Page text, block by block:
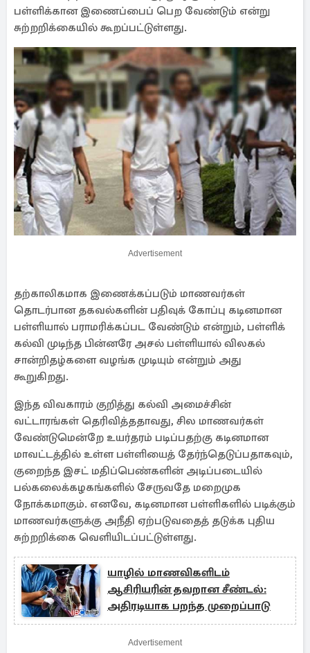
பள்ளிக்கான இணைப்பைப் பெற வேண்டும் என்று
சுற்றறிக்கையில் கூறப்பட்டுள்ளது.
Advertisement
தற்காலிகமாக இணைக்கப்படும் மாணவர்கள்
தொடர்பான தகவல்களின் பதிவுக் கோப்பு கடினமான
பள்ளியால் பராமரிக்கப்பட வேண்டும் என்றும், பள்ளிக்
கல்வி முடிந்த பின்னரே அசல் பள்ளியால் விலகல்
சான்றிதழ்களை வழங்க முடியும் என்றும் அது
கூறுகிறது.
இந்த விவகாரம் குறித்து ​​கல்வி அமைச்சின்
வட்டாரங்கள் தெரிவித்ததாவது, சில மாணவர்கள்
வேண்டுமென்றே உயர்தரம் படிப்பதற்கு கடினமான
மாவட்டத்தில் உள்ள பள்ளியைத் தேர்ந்தெடுப்பதாகவும்,
குறைந்த இசட் மதிப்பெண்களின் அடிப்படையில்
பல்கலைக்கழகங்களில் சேருவதே மறைமுக
நோக்கமாகும். எனவே, கடினமான பள்ளிகளில் படிக்கும்
மாணவர்களுக்கு அநீதி ஏற்படுவதைத் தடுக்க புதிய
சுற்றறிக்கை வெளியிடப்பட்டுள்ளது.
யாழில் மாணவிகளிடம்
ஆசிரியரின் தவறான சீண்டல்:
அதிரடியாக பறந்த முறைப்பாடு
Advertisement